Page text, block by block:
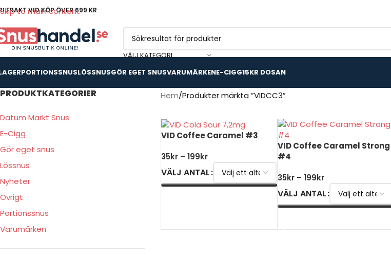
Skip to main content
FRAKT VID KÖP ÖVER 699 KR
VÄLJ KATEGORI
PORTIONSSNUSLÖSSNUSGÖR EGET SNUSVARUMÄRKENE-CIGG15KR DOSAN
PRODUKTKATEGORIER
Datum Märkt Snus
E-Cigg
Gör eget snus
Lössnus
Nyheter
Övrigt
Portionssnus
Varumärken
Hem Produkter märkta ”VIDCC3”
VID Coffee Caramel #3
35kr – 199kr
VÄLJ ANTAL
VID Coffee Caramel Strong
#4
35kr – 199kr
VÄLJ ANTAL